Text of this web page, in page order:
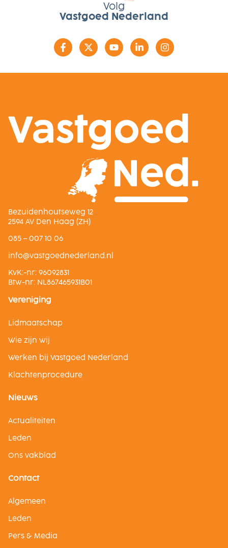
Volg
Vastgoed Nederland
Bezuidenhoutseweg 12
2594 AV Den Haag (ZH)
085 – 007 10 06
ln.dnalredendeogtsav@ofni
KvK:-nr: 96092831
Btw-nr: NL867465931B01
Vereniging
Lidmaatschap
Wie zijn wij
Werken bij Vastgoed Nederland
Klachtenprocedure
Nieuws
Actualiteiten
Leden
Ons vakblad
Contact
Algemeen
Leden
Pers & Media